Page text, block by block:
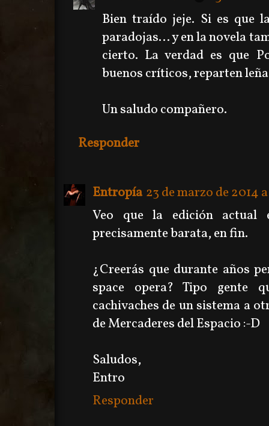
Bien traído jeje. Si es que
paradojas... y en la novela
cierto. La verdad es que
buenos críticos, reparten
Un saludo compañero.
Responder
Entropía 23 de marzo de 2014
Veo que la edición
precisamente barata, en fin.
¿Creerás que durante años
space opera? Tipo gente
cachivaches de un sistema a
de Mercaderes del Espacio :-D
Saludos,
Entro
Responder